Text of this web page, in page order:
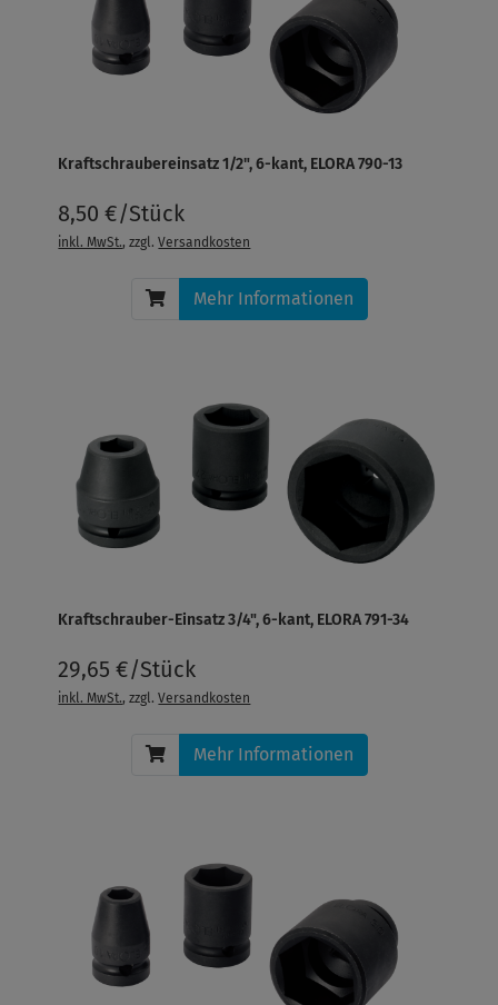
Kraftschraubereinsatz 1/2", 6-kant, ELORA 790-13
8,50 €/Stück
inkl. MwSt., zzgl.Versandkosten
Mehr Informationen
Kraftschrauber-Einsatz 3/4", 6-kant, ELORA 791-34
29,65 €/Stück
inkl. MwSt., zzgl.Versandkosten
Mehr Informationen